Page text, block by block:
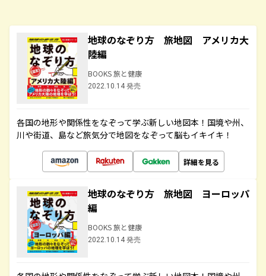
地球のなぞり方 旅地図 アメリカ大
陸編
BOOKS 旅と健康
2022.10.14 発売
各国の地形や関係性をなぞって学ぶ新しい地図本！国境や州、
川や街道、島など旅気分で地図をなぞって脳もイキイキ！
詳細を見る
地球のなぞり方 旅地図 ヨーロッパ
編
BOOKS 旅と健康
2022.10.14 発売